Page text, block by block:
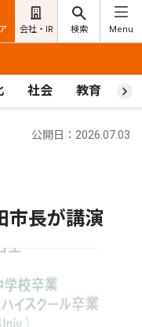
会社・IR 検索 Menu
社会 教育 ス
公開日：2026.07.03
長が講演